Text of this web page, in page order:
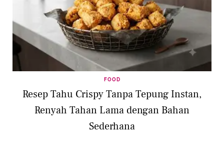
FOOD
Resep Tahu Crispy Tanpa Tepung Instan,
Renyah Tahan Lama dengan Bahan
Sederhana